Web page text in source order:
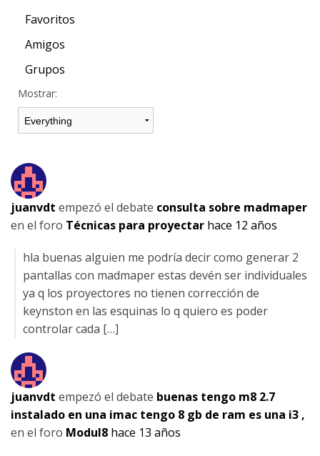
Favoritos
Amigos
Grupos
Mostrar:
juanvdt empezó el debate consulta sobre madmaper
en el foro Técnicas para proyectar hace 12 años
hla buenas alguien me podría decir como generar 2
pantallas con madmaper estas devén ser individuales
ya q los proyectores no tienen corrección de
keynston en las esquinas lo q quiero es poder
controlar cada […]
juanvdt empezó el debate buenas tengo m8 2.7
instalado en una imac tengo 8 gb de ram es una i3 ,
en el foro Modul8 hace 13 años